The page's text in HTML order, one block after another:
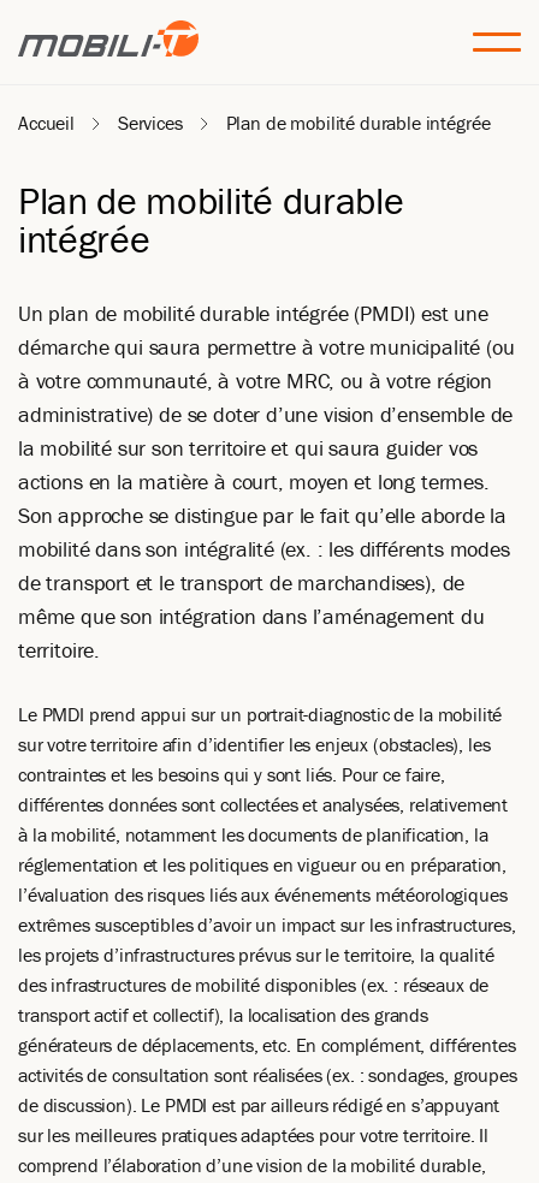
Accueil Services Plan de mobilité durable intégrée
Plan de mobilité durable
intégrée
Un plan de mobilité durable intégrée (PMDI) est une
démarche qui saura permettre à votre municipalité (ou
à votre communauté, à votre MRC, ou à votre région
administrative) de se doter d’une vision d’ensemble de
la mobilité sur son territoire et qui saura guider vos
actions en la matière à court, moyen et long termes.
Son approche se distingue par le fait qu’elle aborde la
mobilité dans son intégralité (ex. : les différents modes
de transport et le transport de marchandises), de
même que son intégration dans l’aménagement du
territoire.
Le PMDI prend appui sur un portrait-diagnostic de la mobilité
sur votre territoire afin d’identifier les enjeux (obstacles), les
contraintes et les besoins qui y sont liés. Pour ce faire,
différentes données sont collectées et analysées, relativement
à la mobilité, notamment les documents de planification, la
réglementation et les politiques en vigueur ou en préparation,
l’évaluation des risques liés aux événements météorologiques
extrêmes susceptibles d’avoir un impact sur les infrastructures,
les projets d’infrastructures prévus sur le territoire, la qualité
des infrastructures de mobilité disponibles (ex. : réseaux de
transport actif et collectif), la localisation des grands
générateurs de déplacements, etc. En complément, différentes
activités de consultation sont réalisées (ex. : sondages, groupes
de discussion). Le PMDI est par ailleurs rédigé en s’appuyant
sur les meilleures pratiques adaptées pour votre territoire. Il
comprend l’élaboration d’une vision de la mobilité durable,